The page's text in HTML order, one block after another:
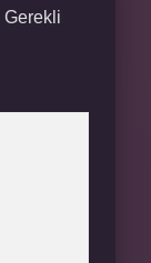
Gerekli